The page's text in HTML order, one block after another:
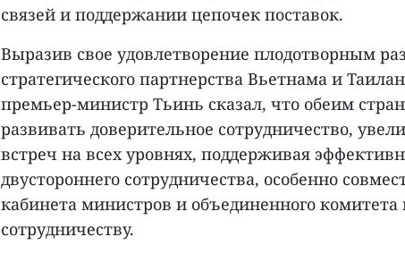
связей и поддержании цепочек поставок.
Выразив свое удовлетворение плодотворным
стратегического партнерства Вьетнама и
премьер-министр Тьинь сказал, что обеим
развивать доверительное сотрудничество,
встреч на всех уровнях, поддерживая
двустороннего сотрудничества, особенно
кабинета министров и объединенного комитета
сотрудничеству.